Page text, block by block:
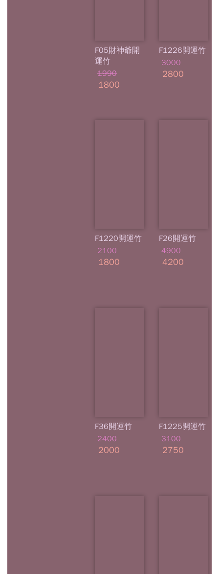
F05財神爺開
運竹
1990
1800
F1226開運竹
3000
2800
F1220開運竹
2100
1800
F26開運竹
4900
4200
F36開運竹
2400
2000
F1225開運竹
3100
2750